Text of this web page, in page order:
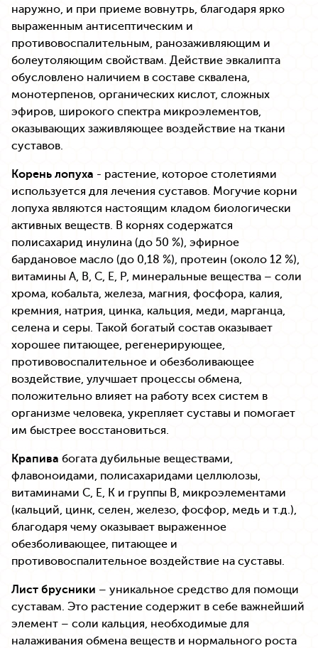
наружно, и при приеме вовнутрь, благодаря ярко
выраженным антисептическим и
противовоспалительным, ранозаживляющим и
болеутоляющим свойствам. Действие эвкалипта
обусловлено наличием в составе сквалена,
монотерпенов, органических кислот, сложных
эфиров, широкого спектра микроэлементов,
оказывающих заживляющее воздействие на ткани
суставов.
Корень лопуха - растение, которое столетиями
используется для лечения суставов. Могучие корни
лопуха являются настоящим кладом биологически
активных веществ. В корнях содержатся
полисахарид инулина (до 50 %), эфирное
бардановое масло (до 0,18 %), протеин (около 12 %),
витамины А, В, С, Е, Р, минеральные вещества – соли
хрома, кобальта, железа, магния, фосфора, калия,
кремния, натрия, цинка, кальция, меди, марганца,
селена и серы. Такой богатый состав оказывает
хорошее питающее, регенерирующее,
противовоспалительное и обезболивающее
воздействие, улучшает процессы обмена,
положительно влияет на работу всех систем в
организме человека, укрепляет суставы и помогает
им быстрее восстановиться.
Крапива богата дубильные веществами,
флавоноидами, полисахаридами целлюлозы,
витаминами С, Е, К и группы В, микроэлементами
(кальций, цинк, селен, железо, фосфор, медь и т.д.),
благодаря чему оказывает выраженное
обезболивающее, питающее и
противовоспалительное воздействие на суставы.
Лист брусники – уникальное средство для помощи
суставам. Это растение содержит в себе важнейший
элемент – соли кальция, необходимые для
налаживания обмена веществ и нормального роста